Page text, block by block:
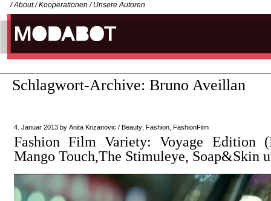
/ About / Kooperationen / Unsere Autoren
Schlagwort-Archive: Bruno Aveillan
4. Januar 2013 by Anita Krizanovic / Beauty Fashion FashionFilm
Fashion Film Variety: Voyage Edition
Mango Touch,The Stimuleye, Soap&Skin